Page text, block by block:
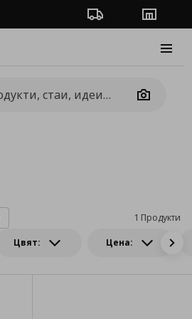
Проследяване на
Camera
Цвят: Цена:
1 Продукти